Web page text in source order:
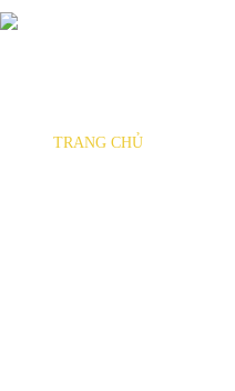
TRANG CHỦ